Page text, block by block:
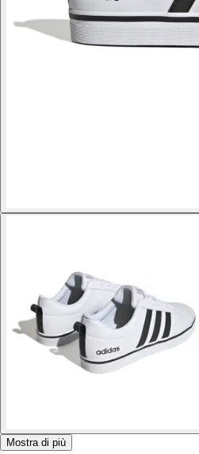
Mostra di più